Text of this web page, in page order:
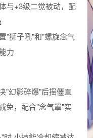
与+3级二觉被动，配
"狮子吼"和"螺旋念气
力
"幻影碎爆"后摇僵直
免，配合"念气罩"实